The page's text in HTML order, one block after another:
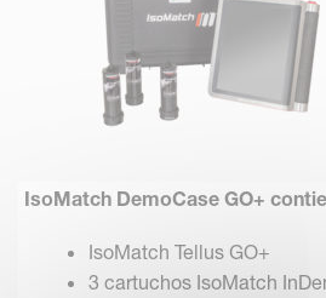
IsoMatch DemoCase GO+
IsoMatch Tellus GO+
3 cartuchos IsoMatch